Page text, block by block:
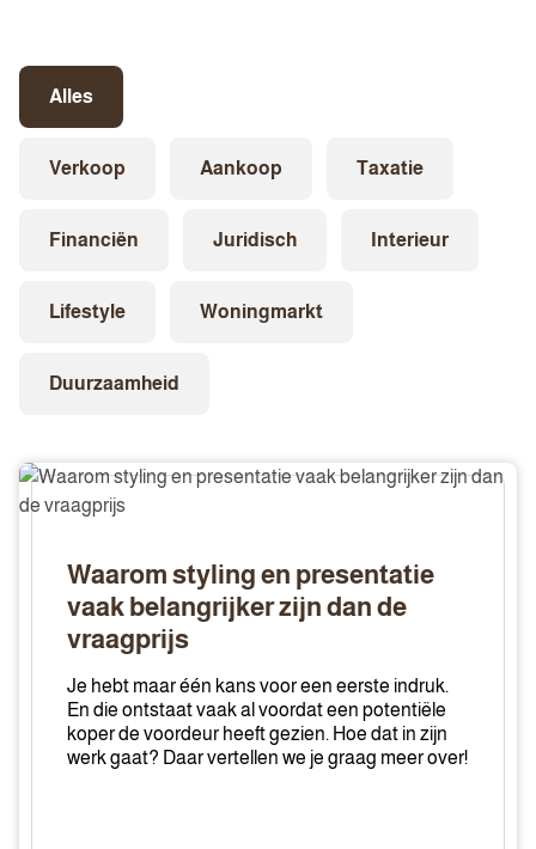
Alles
Verkoop Aankoop Taxatie
Financiën Juridisch Interieur
Lifestyle Woningmarkt
Duurzaamheid
Waarom
styling
presentatie
belangrijker
vraagprijs
Waarom styling en presentatie
vaak belangrijker zijn dan de
vraagprijs
Je hebt maar één kans voor een eerste indruk.
En die ontstaat vaak al voordat een potentiële
koper de voordeur heeft gezien. Hoe dat in zijn
werk gaat? Daar vertellen we je graag meer over!